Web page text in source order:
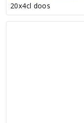
20x4cl doos